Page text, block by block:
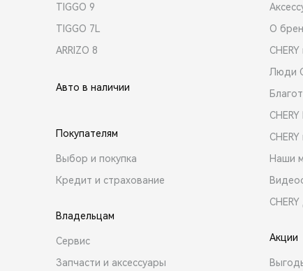
TIGGO 9
TIGGO 7L
ARRIZO 8
Авто в наличии
Покупателям
Выбор и покупка
Кредит и страхование
Владельцам
Сервис
Запчасти и аксессуары
О
Люди
Наши
Акции